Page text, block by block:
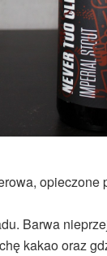
opieczone
Barwa
kakao oraz